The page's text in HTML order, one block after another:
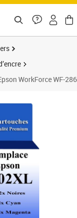
WorkForce WF-